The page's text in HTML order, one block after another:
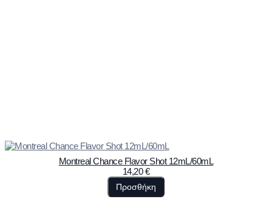
Montreal Chance Flavor Shot 12mL/60mL
14,20€
Προσθήκη